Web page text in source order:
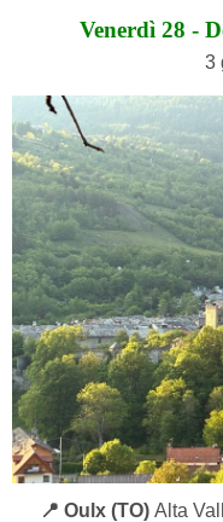
Venerdì 28 -
3
📍 Oulx (TO) Alta